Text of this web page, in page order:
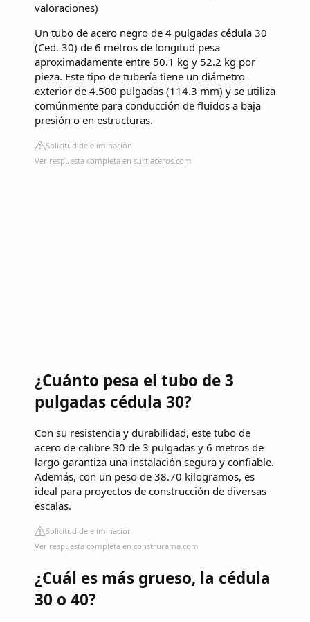
valoraciones)
Un tubo de acero negro de 4 pulgadas cédula 30
(Ced. 30) de 6 metros de longitud pesa
aproximadamente entre 50.1 kg y 52.2 kg por
pieza. Este tipo de tubería tiene un diámetro
exterior de 4.500 pulgadas (114.3 mm) y se utiliza
comúnmente para conducción de fluidos a baja
presión o en estructuras.
Solicitud de eliminación
Ver respuesta completa en surtiaceros.com
¿Cuánto pesa el tubo de 3
pulgadas cédula 30?
Con su resistencia y durabilidad, este tubo de
acero de calibre 30 de 3 pulgadas y 6 metros de
largo garantiza una instalación segura y confiable.
Además, con un peso de 38.70 kilogramos, es
ideal para proyectos de construcción de diversas
escalas.
Solicitud de eliminación
Ver respuesta completa en construrama.com
¿Cuál es más grueso, la cédula
30 o 40?